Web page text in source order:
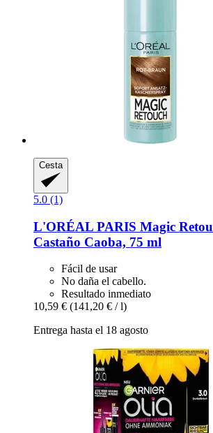
Cesta
5.0 (1)
L'ORÉAL PARIS Magic
Castaño Caoba, 75 ml
Fácil de usar
No daña el cabello.
Resultado inmediato
10,59 € (141,20 € / l)
Entrega hasta el 18 agosto